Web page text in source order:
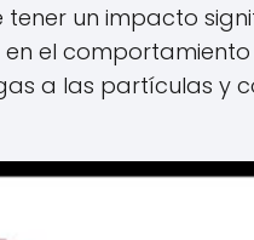
un impacto
el
a las partículas y